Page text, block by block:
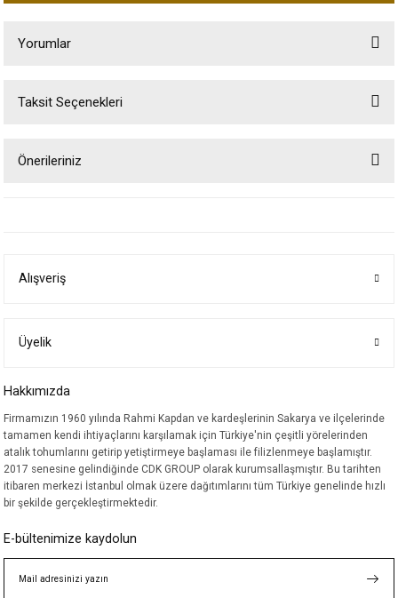
Yorumlar
Taksit Seçenekleri
Önerileriniz
Ürün bilgilerinde hatalar bulunuyor.
Bu ürüne benzer farklı alternatifler olmalı.
Alışveriş
Üyelik
Hakkımızda
Firmamızın 1960 yılında Rahmi Kapdan ve kardeşlerinin Sakarya ve ilçelerinde
tamamen kendi ihtiyaçlarını karşılamak için Türkiye'nin çeşitli yörelerinden
atalık tohumlarını getirip yetiştirmeye başlaması ile filizlenmeye başlamıştır.
2017 senesine gelindiğinde CDK GROUP olarak kurumsallaşmıştır. Bu tarihten
itibaren merkezi İstanbul olmak üzere dağıtımlarını tüm Türkiye genelinde hızlı
bir şekilde gerçekleştirmektedir.
E-bültenimize kaydolun